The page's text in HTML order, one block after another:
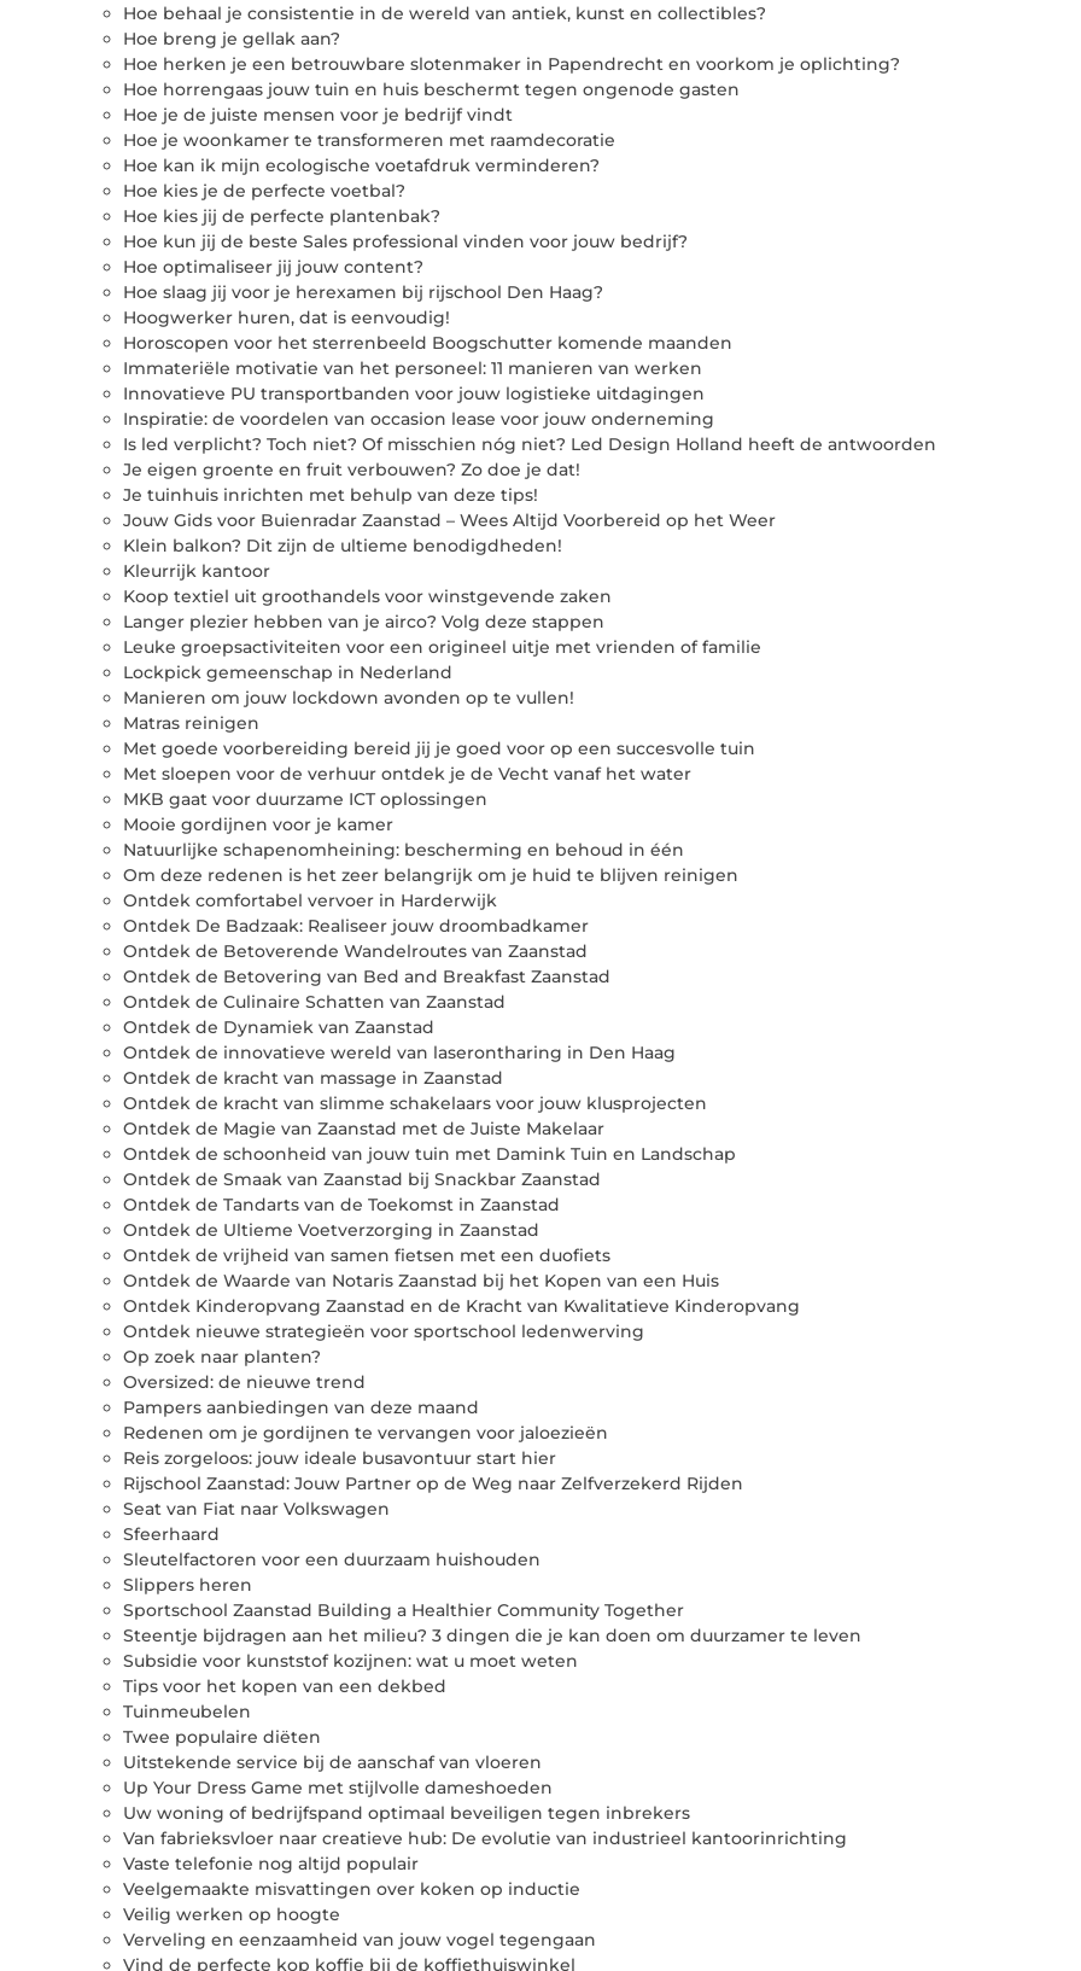
Hoe behaal je consistentie in de wereld van antiek, kunst en collectibles?
Hoe breng je gellak aan?
Hoe herken je een betrouwbare slotenmaker in Papendrecht en voorkom je oplichting?
Hoe horrengaas jouw tuin en huis beschermt tegen ongenode gasten
Hoe je de juiste mensen voor je bedrijf vindt
Hoe je woonkamer te transformeren met raamdecoratie
Hoe kan ik mijn ecologische voetafdruk verminderen?
Hoe kies je de perfecte voetbal?
Hoe kies jij de perfecte plantenbak?
Hoe kun jij de beste Sales professional vinden voor jouw bedrijf?
Hoe optimaliseer jij jouw content?
Hoe slaag jij voor je herexamen bij rijschool Den Haag?
Hoogwerker huren, dat is eenvoudig!
Horoscopen voor het sterrenbeeld Boogschutter komende maanden
Immateriële motivatie van het personeel: 11 manieren van werken
Innovatieve PU transportbanden voor jouw logistieke uitdagingen
Inspiratie: de voordelen van occasion lease voor jouw onderneming
Is led verplicht? Toch niet? Of misschien nóg niet? Led Design Holland heeft de antwoorden
Je eigen groente en fruit verbouwen? Zo doe je dat!
Je tuinhuis inrichten met behulp van deze tips!
Jouw Gids voor Buienradar Zaanstad – Wees Altijd Voorbereid op het Weer
Klein balkon? Dit zijn de ultieme benodigdheden!
Kleurrijk kantoor
Koop textiel uit groothandels voor winstgevende zaken
Langer plezier hebben van je airco? Volg deze stappen
Leuke groepsactiviteiten voor een origineel uitje met vrienden of familie
Lockpick gemeenschap in Nederland
Manieren om jouw lockdown avonden op te vullen!
Matras reinigen
Met goede voorbereiding bereid jij je goed voor op een succesvolle tuin
Met sloepen voor de verhuur ontdek je de Vecht vanaf het water
MKB gaat voor duurzame ICT oplossingen
Mooie gordijnen voor je kamer
Natuurlijke schapenomheining: bescherming en behoud in één
Om deze redenen is het zeer belangrijk om je huid te blijven reinigen
Ontdek comfortabel vervoer in Harderwijk
Ontdek De Badzaak: Realiseer jouw droombadkamer
Ontdek de Betoverende Wandelroutes van Zaanstad
Ontdek de Betovering van Bed and Breakfast Zaanstad
Ontdek de Culinaire Schatten van Zaanstad
Ontdek de Dynamiek van Zaanstad
Ontdek de innovatieve wereld van laserontharing in Den Haag
Ontdek de kracht van massage in Zaanstad
Ontdek de kracht van slimme schakelaars voor jouw klusprojecten
Ontdek de Magie van Zaanstad met de Juiste Makelaar
Ontdek de schoonheid van jouw tuin met Damink Tuin en Landschap
Ontdek de Smaak van Zaanstad bij Snackbar Zaanstad
Ontdek de Tandarts van de Toekomst in Zaanstad
Ontdek de Ultieme Voetverzorging in Zaanstad
Ontdek de vrijheid van samen fietsen met een duofiets
Ontdek de Waarde van Notaris Zaanstad bij het Kopen van een Huis
Ontdek Kinderopvang Zaanstad en de Kracht van Kwalitatieve Kinderopvang
Ontdek nieuwe strategieën voor sportschool ledenwerving
Op zoek naar planten?
Oversized: de nieuwe trend
Pampers aanbiedingen van deze maand
Redenen om je gordijnen te vervangen voor jaloezieën
Reis zorgeloos: jouw ideale busavontuur start hier
Rijschool Zaanstad: Jouw Partner op de Weg naar Zelfverzekerd Rijden
Seat van Fiat naar Volkswagen
Sfeerhaard
Sleutelfactoren voor een duurzaam huishouden
Slippers heren
Sportschool Zaanstad Building a Healthier Community Together
Steentje bijdragen aan het milieu? 3 dingen die je kan doen om duurzamer te leven
Subsidie voor kunststof kozijnen: wat u moet weten
Tips voor het kopen van een dekbed
Tuinmeubelen
Twee populaire diëten
Uitstekende service bij de aanschaf van vloeren
Up Your Dress Game met stijlvolle dameshoeden
Uw woning of bedrijfspand optimaal beveiligen tegen inbrekers
Van fabrieksvloer naar creatieve hub: De evolutie van industrieel kantoorinrichting
Vaste telefonie nog altijd populair
Veelgemaakte misvattingen over koken op inductie
Veilig werken op hoogte
Verveling en eenzaamheid van jouw vogel tegengaan
Vind de perfecte kop koffie bij de koffiethuiswinkel